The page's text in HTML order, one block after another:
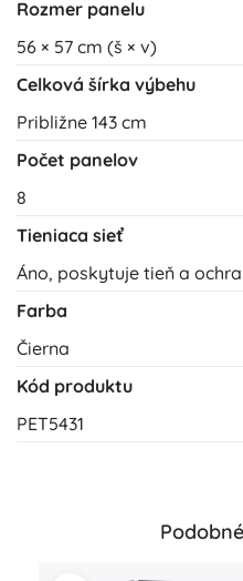
Rozmer panelu
56 × 57 cm (š × v)
Celková šírka výbehu
Približne 143 cm
Počet panelov
8
Tieniaca sieť
Áno, poskytuje tieň a
Farba
Čierna
Kód produktu
PET5431